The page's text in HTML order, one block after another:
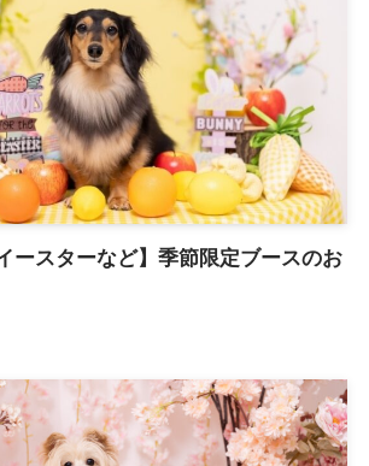
ースターなど】季節限定ブースのお